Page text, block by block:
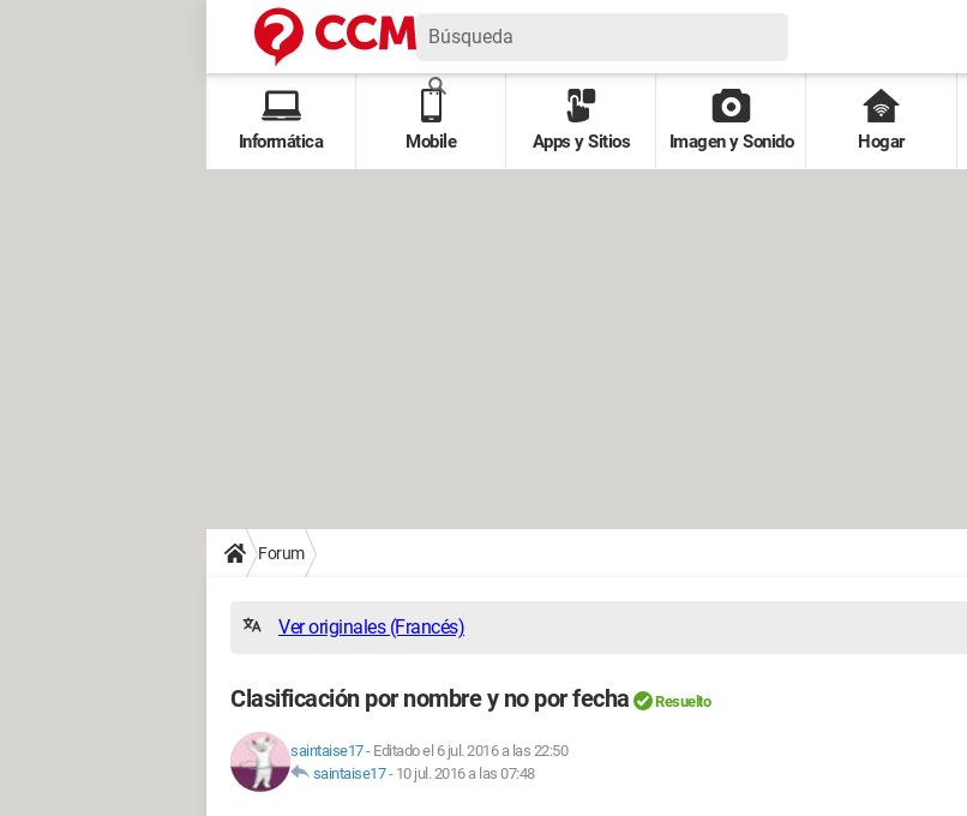
Informática Mobile Apps y Sitios Imagen y Sonido Hogar
Forum
Ver originales (Francés)
Clasificación por nombre y no por fecha Resuelto
saintaise17- Editado el 6 jul. 2016 a las 22:50
saintaise17- 10 jul. 2016 a las 07:48